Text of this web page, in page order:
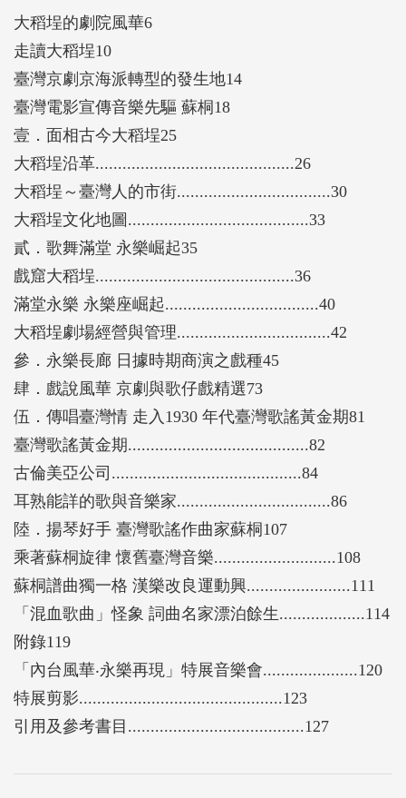
大稻埕的劇院風華6
走讀大稻埕10
臺灣京劇京海派轉型的發生地14
臺灣電影宣傳音樂先驅 蘇桐18
壹．面相古今大稻埕25
大稻埕沿革............................................26
大稻埕～臺灣人的市街..................................30
大稻埕文化地圖........................................33
貳．歌舞滿堂 永樂崛起35
戲窟大稻埕............................................36
滿堂永樂 永樂座崛起..................................40
大稻埕劇場經營與管理..................................42
參．永樂長廊 日據時期商演之戲種45
肆．戲說風華 京劇與歌仔戲精選73
伍．傳唱臺灣情 走入1930 年代臺灣歌謠黃金期81
臺灣歌謠黃金期........................................82
古倫美亞公司..........................................84
耳熟能詳的歌與音樂家..................................86
陸．揚琴好手 臺灣歌謠作曲家蘇桐107
乘著蘇桐旋律 懷舊臺灣音樂...........................108
蘇桐譜曲獨一格 漢樂改良運動興.......................111
「混血歌曲」怪象 詞曲名家漂泊餘生...................114
附錄119
「內台風華‧永樂再現」特展音樂會.....................120
特展剪影.............................................123
引用及參考書目.......................................127